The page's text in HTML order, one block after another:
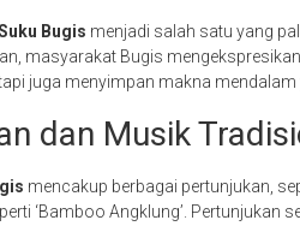
Bugis menjadi salah satu yang
masyarakat Bugis
juga menyimpan makna
dan Musik
mencakup berbagai pertunjukan,
‘Bamboo Angklung’. Pertunjukan